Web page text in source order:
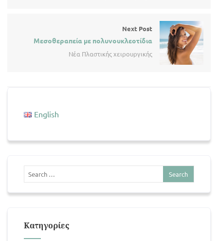
Next Post
Μεσοθεραπεία με πολυνουκλεοτίδια
Νέα Πλαστικής χειρουργικής
English
Kατηγορίες